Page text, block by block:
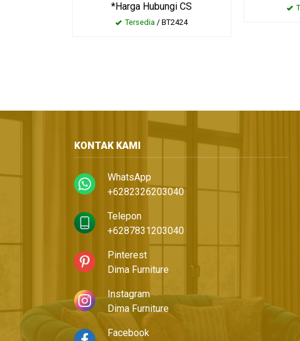
*Harga Hubungi CS
Tersedia / BT2424
KONTAK KAMI
WhatsApp
+6282326203040
Telepon
+6287831203040
Pinterest
Dima Furniture
Instagram
Dima Furniture
Facebook